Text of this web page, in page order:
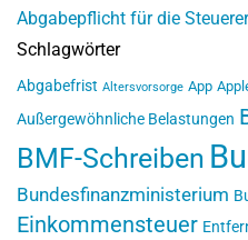
Abgabepflicht für die
Schlagwörter
Abgabefrist Altersvorsorge App
Außergewöhnliche Belastungen
BMF-Schreiben
Bundesfinanzministerium
Einkommensteuer